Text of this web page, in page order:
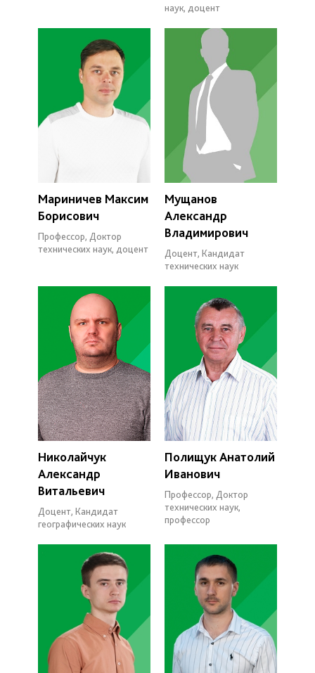
наук, доцент
Мариничев Максим
Борисович
Профессор, Доктор
технических наук, доцент
Мущанов
Александр
Владимирович
Доцент, Кандидат
технических наук
Николайчук
Александр
Витальевич
Доцент, Кандидат
географических наук
Полищук Анатолий
Иванович
Профессор, Доктор
технических наук,
профессор